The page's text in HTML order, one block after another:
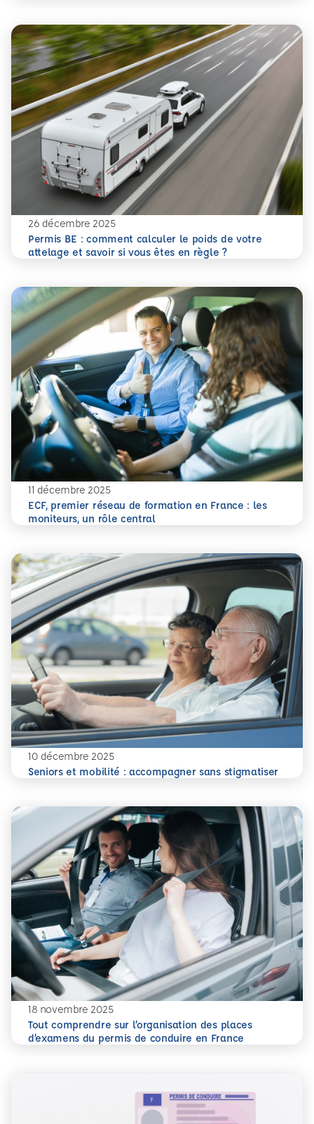
26 décembre 2025
Permis BE : comment calculer le poids de votre
attelage et savoir si vous êtes en règle ?
En savoir plus
Permis BE : comment calculer le poids de votre attelage
11 décembre 2025
ECF, premier réseau de formation en France : les
moniteurs, un rôle central
En savoir plus
ECF, premier réseau de formation en France : les
10 décembre 2025
Seniors et mobilité : accompagner sans stigmatiser
En savoir plus
Seniors et mobilité : accompagner sans stigmatiser
18 novembre 2025
Tout comprendre sur l’organisation des places
d’examens du permis de conduire en France
En savoir plus
Tout comprendre sur l’organisation des places